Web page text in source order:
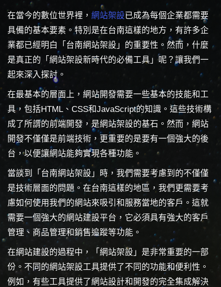
在當今的數位世界裡， 網站架設已成為每個企業都需要
具備的基本要素。特別是在台南這樣的地方，有許多企
業都已經明白「台南網站架設」的重要性。然而，什麼
是真正的「網站架設新時代的必備工具」呢？讓我們一
起來深入探討。
在最基本的層面上，網站開發需要一些基本的技能和工
具，包括HTML、CSS和JavaScript的知識。這些技術構
成了所謂的前端開發，是網站架設的基石。然而，網站
開發不僅僅是前端技術，更重要的是要有一個強大的後
台，以便讓網站能夠實現各種功能。
當談到「台南網站架設」時，我們需要考慮到的不僅僅
是技術層面的問題。在台南這樣的地區，我們更需要考
慮如何使用我們的網站來吸引和服務當地的客戶。這就
需要一個強大的網站建設平台，它必須具有強大的客戶
管理、商品管理和銷售追蹤等功能。
在網站建設的過程中，「網站架設」是非常重要的一部
份。不同的網站架設工具提供了不同的功能和便利性。
例如，有些工具提供了網站設計和開發的完全集成解決